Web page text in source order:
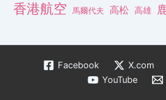
香港航空 馬爾代夫 高松 高雄
Facebook X.com
YouTube